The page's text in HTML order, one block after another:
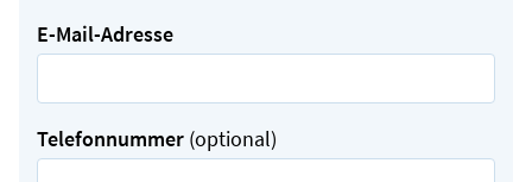
E-Mail-Adresse
Telefonnummer (optional)